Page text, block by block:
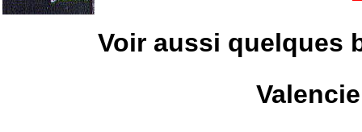
Voir aussi quelques